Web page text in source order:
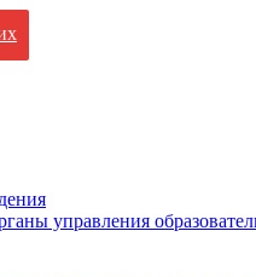
управления